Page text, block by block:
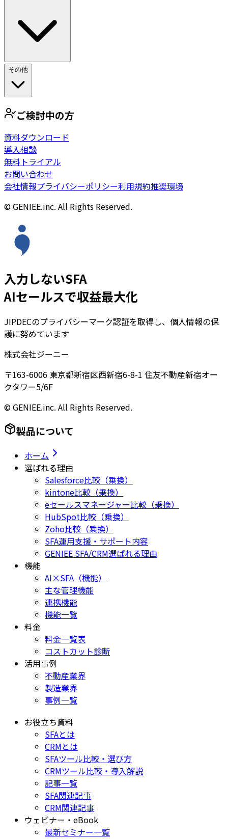
その他
ご検討中の方
資料ダウンロード
導入相談
無料トライアル
お問い合わせ
会社情報プライバシーポリシー利用規約推奨環境
© GENIEE.inc. All Rights Reserved.
入力しないSFA
AIセールスで収益最大化
JIPDECのプライバシーマーク認証を取得し、個人情報の保
護に努めています
株式会社ジーニー
〒163-6006 東京都新宿区西新宿6-8-1 住友不動産新宿オー
クタワー5/6F
© GENIEE.inc. All Rights Reserved.
製品について
ホーム
選ばれる理由
Salesforce比較（乗換）
kintone比較（乗換）
eセールスマネージャー比較（乗換）
HubSpot比較（乗換）
Zoho比較（乗換）
SFA運用支援・サポート内容
GENIEE SFA/CRM選ばれる理由
機能
AI×SFA（機能）
主な管理機能
連携機能
機能一覧
料金
料金一覧表
コストカット診断
活用事例
不動産業界
製造業界
事例一覧
お役立ち資料
SFAとは
CRMとは
SFAツール比較・選び方
CRMツール比較・導入解説
記事一覧
SFA関連記事
CRM関連記事
ウェビナー・eBook
最新セミナー一覧